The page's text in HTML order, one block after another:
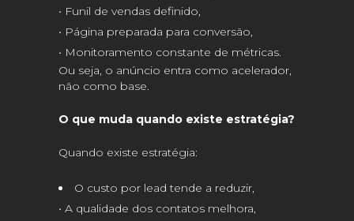
• Funil de vendas definido,
• Página preparada para conversão,
• Monitoramento constante de métricas.
Ou seja, o anúncio entra como acelerador,
não como base.
O que muda quando existe estratégia?
Quando existe estratégia:
O custo por lead tende a reduzir,
• A qualidade dos contatos melhora,